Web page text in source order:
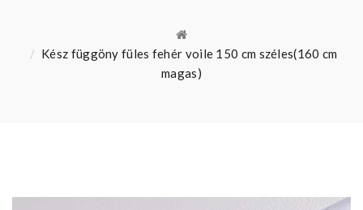
Kész függöny füles fehér voile 150 cm széles(160 cm
magas)